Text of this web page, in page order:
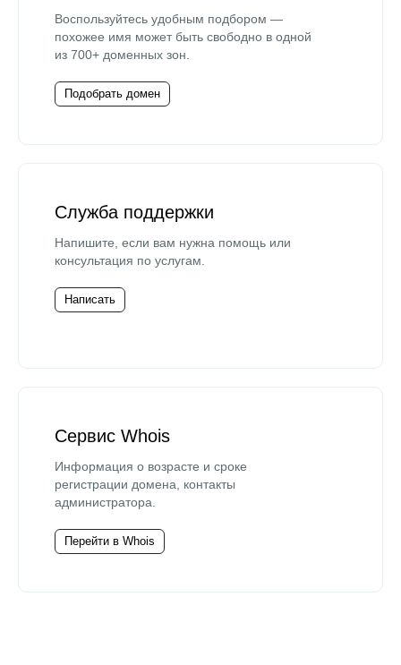
Воспользуйтесь удобным подбором —
похожее имя может быть свободно в одной
из 700+ доменных зон.
Подобрать домен
Служба поддержки
Напишите, если вам нужна помощь или
консультация по услугам.
Написать
Сервис Whois
Информация о возрасте и сроке
регистрации домена, контакты
администратора.
Перейти в Whois